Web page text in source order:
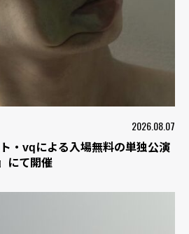
2026.08.07
・vqによる入場無料の単独公演
にて開催